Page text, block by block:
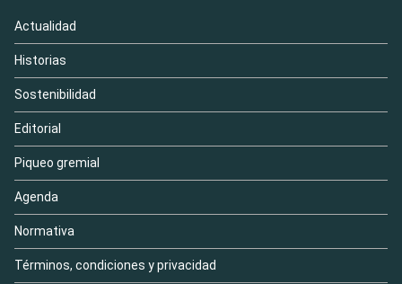
Actualidad
Historias
Sostenibilidad
Editorial
Piqueo gremial
Agenda
Normativa
Términos, condiciones y privacidad